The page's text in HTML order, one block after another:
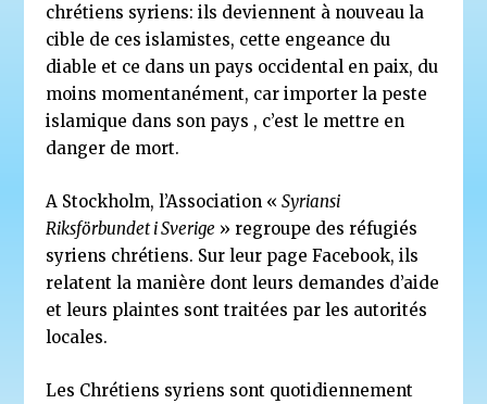
chrétiens syriens: ils deviennent à nouveau la
cible de ces islamistes, cette engeance du
diable et ce dans un pays occidental en paix, du
moins momentanément, car importer la peste
islamique dans son pays , c’est le mettre en
danger de mort.
A Stockholm, l’Association «Syriansi
Riksförbundet i Sverige » regroupe des réfugiés
syriens chrétiens. Sur leur page Facebook, ils
relatent la manière dont leurs demandes d’aide
et leurs plaintes sont traitées par les autorités
locales.
Les Chrétiens syriens sont quotidiennement